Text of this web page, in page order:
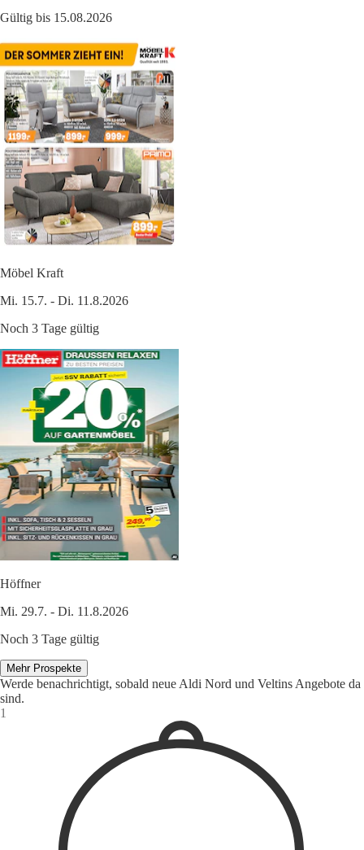
Gültig bis 15.08.2026
Möbel Kraft
Mi. 15.7. - Di. 11.8.2026
Noch 3 Tage gültig
Höffner
Mi. 29.7. - Di. 11.8.2026
Noch 3 Tage gültig
Mehr Prospekte
Werde benachrichtigt, sobald neue Aldi Nord und Veltins Angebote da
sind.